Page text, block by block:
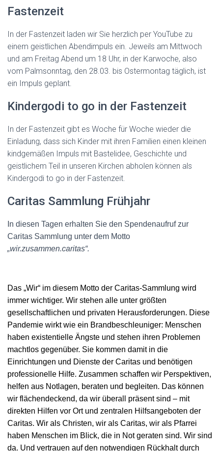
Fastenzeit
In der Fastenzeit laden wir Sie herzlich per YouTube zu
einem geistlichen Abendimpuls ein. Jeweils am Mittwoch
und am Freitag Abend um 18 Uhr, in der Karwoche, also
vom Palmsonntag, den 28.03. bis Ostermontag täglich, ist
ein Impuls geplant.
Kindergodi to go in der Fastenzeit
In der Fastenzeit gibt es Woche für Woche wieder die
Einladung, dass sich Kinder mit ihren Familien einen kleinen
kindgemäßen Impuls mit Bastelidee, Geschichte und
geistlichem Teil in unseren Kirchen abholen können als
Kindergodi to go in der Fastenzeit.
Caritas Sammlung Frühjahr
In diesen Tagen erhalten Sie den Spendenaufruf zur
Caritas Sammlung unter dem Motto
„wir.zusammen.caritas“.
Das „Wir“ im diesem Motto der Caritas-Sammlung wird
immer wichtiger. Wir stehen alle unter größten
gesellschaftlichen und privaten Herausforderungen. Diese
Pandemie wirkt wie ein Brandbeschleuniger: Menschen
haben existentielle Ängste und stehen ihren Problemen
machtlos gegenüber. Sie kommen damit in die
Einrichtungen und Dienste der Caritas und benötigen
professionelle Hilfe. Zusammen schaffen wir Perspektiven,
helfen aus Notlagen, beraten und begleiten. Das können
wir flächendeckend, da wir überall präsent sind – mit
direkten Hilfen vor Ort und zentralen Hilfsangeboten der
Caritas. Wir als Christen, wir als Caritas, wir als Pfarrei
haben Menschen im Blick, die in Not geraten sind. Wir sind
da. Und vertrauen auf den notwendigen Rückhalt durch